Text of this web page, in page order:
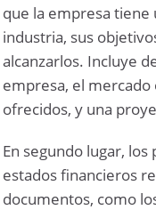
que la empresa
industria, sus
alcanzarlos. Incluye
empresa, el
ofrecidos, y una
En segundo lugar,
estados financieros
documentos, como